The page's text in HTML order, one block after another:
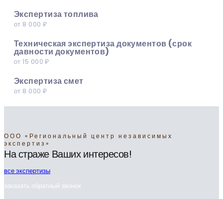
Экспертиза топлива
от 8 000 ₽
Техническая экспертиза документов (срок
давности документов)
от 15 000 ₽
Экспертиза смет
от 8 000 ₽
ООО «Региональный центр независимых
экспертиз»
На страже Ваших интересов!
все экспертизы
заказать обратный звонок